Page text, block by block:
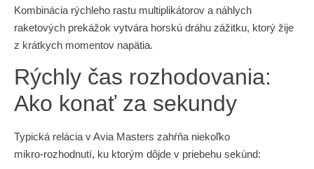
Kombinácia rýchleho rastu multiplikátorov a náhlych
raketových prekážok vytvára horskú dráhu zážitku, ktorý žije
z krátkych momentov napätia.
Rýchly čas rozhodovania:
Ako konať za sekundy
Typická relácia v Avia Masters zahŕňa niekoľko
mikro‑rozhodnutí, ku ktorým dôjde v priebehu sekúnd: